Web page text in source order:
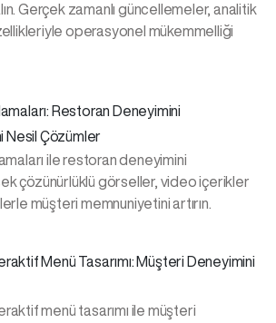
Gerçek zamanlı güncellemeler, analitik
operasyonel mükemmelliği
Restoran Deneyimini
Nesil Çözümler
ile restoran deneyimini
çözünürlüklü görseller, video içerikler
müşteri memnuniyetini artırın.
Menü Tasarımı: Müşteri Deneyimini
menü tasarımı ile müşteri